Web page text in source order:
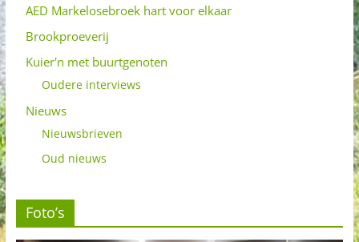
AED Markelosebroek hart voor elkaar
Brookproeverij
Kuier'n met buurtgenoten
Oudere interviews
Nieuws
Nieuwsbrieven
Oud nieuws
Foto’s